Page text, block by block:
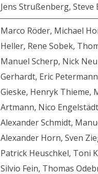
Jens Strußenberg, Steve
Marco Röder, Michael
Heller, Rene Sobek,
Manuel Scherp, Nick
Gerhardt, Eric
Gieske, Henryk Thieme,
Artmann, Nico
Alexander Schmidt,
Alexander Horn, Sven
Patrick Heuschkel, Toni
Silvio Fein, Thomas